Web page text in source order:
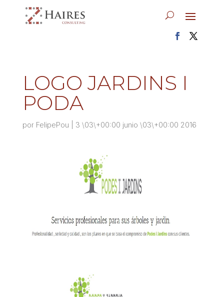
LOGO JARDINS I
PODA
por FelipePou 3 \03\+00:00 junio \03\+00:00 2016